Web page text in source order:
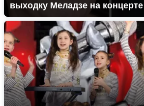
выходку Меладзе на